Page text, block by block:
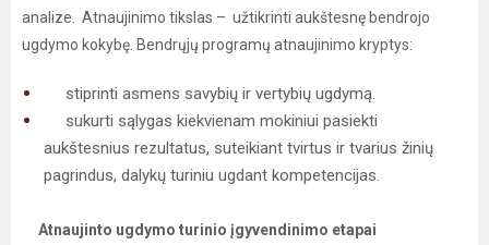
analize. Atnaujinimo tikslas – užtikrinti aukštesnę bendrojo
ugdymo kokybę. Bendrųjų programų atnaujinimo kryptys:
stiprinti asmens savybių ir vertybių ugdymą.
sukurti sąlygas kiekvienam mokiniui pasiekti
aukštesnius rezultatus, suteikiant tvirtus ir tvarius žinių
pagrindus, dalykų turiniu ugdant kompetencijas.
Atnaujinto ugdymo turinio įgyvendinimo etapai